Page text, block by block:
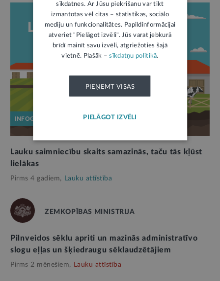
INFOGRAFIKA
Lauku saimniecību skaits samazinās, taču tās kļūst
lielākas
Pirms 4 gadiem, Lauku attīstība
ZEMKOPĪBAS MINISTRIJA
Pilnveidos sēklu apriti un mazinās administratīvo
slogu eļļas un šķiedraugu sēklaudzētājiem
Pirms 2 mēnešiem, Lauku attīstība
sīkdatnes. Ar Jūsu piekrišanu var tikt
izmantotas vēl citas – statistikas, sociālo
mediju un funkcionalitātes. Papildinformācijai
atveriet "Pielāgot izvēli". Jūs varat jebkurā
brīdī mainīt savu izvēli, atgriežoties šajā
vietnē. Plašāk –sīkdatņu politikā.
PIEŅEMT VISAS
PIELĀGOT IZVĒLI